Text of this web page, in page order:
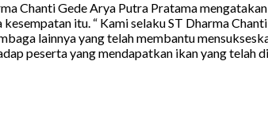
Chanti Gede Arya Putra Pratama
kesempatan itu. “ Kami selaku ST Dharma
lainnya yang telah membantu
peserta yang mendapatkan ikan yang telah